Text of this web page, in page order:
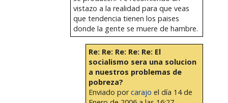
vistazo a la realidad para que veas
que tendencia tienen los paises
donde la gente se muere de hambre.
Re: Re: Re: Re: Re: El
socialismo sera una solucion
a nuestros problemas de
pobreza?
Enviado porcarajo el día 14 de